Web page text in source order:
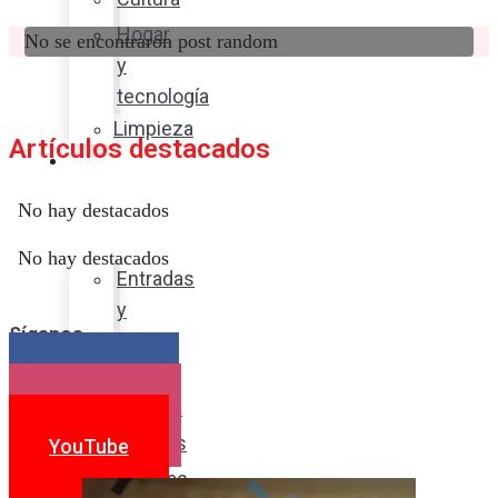
Hogar
y
tecnología
Limpieza
Cocina
sabor
Entradas
y
Postres
Bebidas
No se encontraron post random
Artículos destacados
No hay destacados
No hay destacados
Síganos
YouTube